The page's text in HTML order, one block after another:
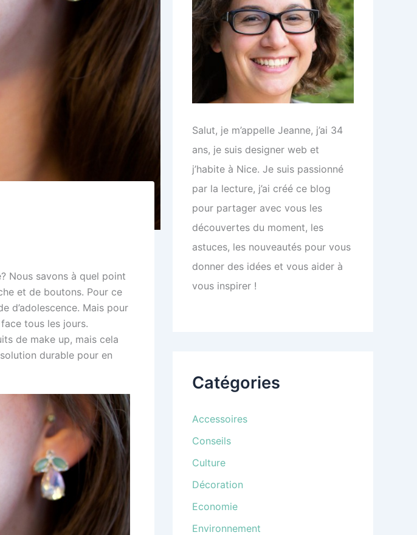
Nous savons à quel point
et de boutons. Pour ce
d’adolescence. Mais pour
tous les jours.
de make up, mais cela
durable pour en
Salut, je m’appelle Jeanne, j’ai 34
ans, je suis designer web et
j’habite à Nice. Je suis passionné
par la lecture, j’ai créé ce blog
pour partager avec vous les
découvertes du moment, les
astuces, les nouveautés pour vous
donner des idées et vous aider à
vous inspirer !
Catégories
Accessoires
Conseils
Culture
Décoration
Economie
Environnement